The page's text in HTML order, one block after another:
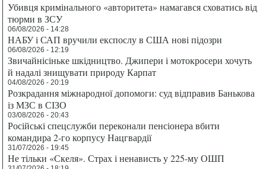
Убивця кримінального «авторитета» намагався сховатись від
тюрми в ЗСУ
06/08/2026 - 14:28
НАБУ і САП вручили експослу в США нові підозри
06/08/2026 - 12:19
Звичайнісіньке шкідництво. Джипери і мотокросери хочуть
й надалі знищувати природу Карпат
04/08/2026 - 20:19
Розкрадання міжнародної допомоги: суд відправив Банькова
із МЗС в СІЗО
03/08/2026 - 20:43
Російські спецслужби переконали пенсіонера вбити
командира 2-го корпусу Нацгвардії
31/07/2026 - 19:45
Не тільки «Скеля». Страх і ненависть у 225-му ОШП